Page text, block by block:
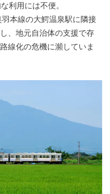
利用には不便。
本線の大鰐温泉駅に隣接
、地元自治体の支援で存
線化の危機に瀕していま